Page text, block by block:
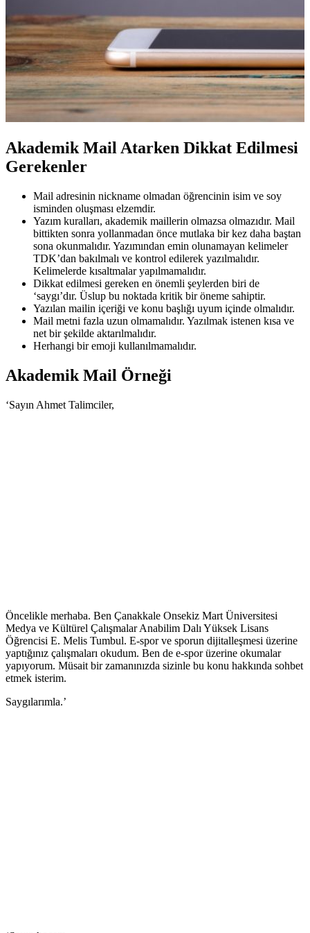
Akademik Mail Atarken Dikkat Edilmesi
Gerekenler
Mail adresinin nickname olmadan öğrencinin isim ve soy
isminden oluşması elzemdir.
Yazım kuralları, akademik maillerin olmazsa olmazıdır. Mail
bittikten sonra yollanmadan önce mutlaka bir kez daha baştan
sona okunmalıdır. Yazımından emin olunamayan kelimeler
TDK’dan bakılmalı ve kontrol edilerek yazılmalıdır.
Kelimelerde kısaltmalar yapılmamalıdır.
Dikkat edilmesi gereken en önemli şeylerden biri de
‘saygı’dır. Üslup bu noktada kritik bir öneme sahiptir.
Yazılan mailin içeriği ve konu başlığı uyum içinde olmalıdır.
Mail metni fazla uzun olmamalıdır. Yazılmak istenen kısa ve
net bir şekilde aktarılmalıdır.
Herhangi bir emoji kullanılmamalıdır.
Akademik Mail Örneği
‘Sayın Ahmet Talimciler,
Öncelikle merhaba. Ben Çanakkale Onsekiz Mart Üniversitesi
Medya ve Kültürel Çalışmalar Anabilim Dalı Yüksek Lisans
Öğrencisi E. Melis Tumbul. E-spor ve sporun dijitalleşmesi üzerine
yaptığınız çalışmaları okudum. Ben de e-spor üzerine okumalar
yapıyorum. Müsait bir zamanınızda sizinle bu konu hakkında sohbet
etmek isterim.
Saygılarımla.’